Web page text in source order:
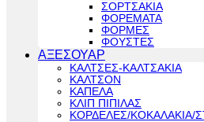
ΣΟΡΤΣΑΚΙΑ
ΦΟΡΕΜΑΤΑ
ΦΟΡΜΕΣ
ΦΟΥΣΤΕΣ
ΑΞΕΣΟΥΑΡ
ΚΑΛΤΣΕΣ-ΚΑΛΤΣΑΚΙΑ
ΚΑΛΤΣΟΝ
ΚΑΠΕΛΑ
ΚΛΙΠ ΠΙΠΙΛΑΣ
ΚΟΡΔΕΛΕΣ/ΚΟΚΑΛΑΚΙΑ/